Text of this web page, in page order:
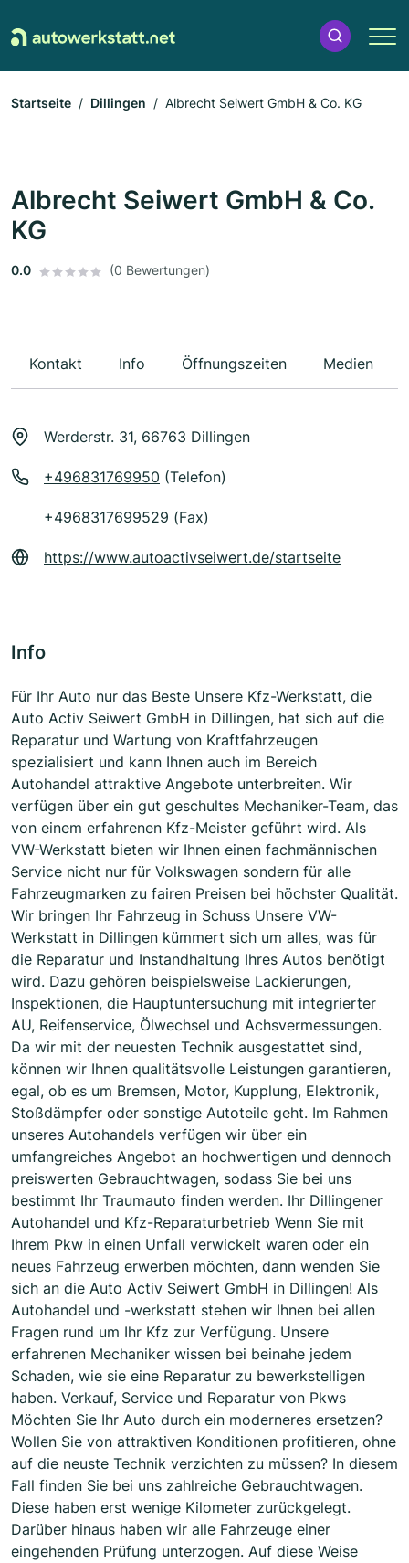
Startseite Dillingen Albrecht Seiwert GmbH & Co. KG
Albrecht Seiwert GmbH & Co.
KG
0.0 (0 Bewertungen)
Kontakt Info Öffnungszeiten Medien
Werderstr. 31, 66763 Dillingen
+496831769950 (Telefon)
+4968317699529 (Fax)
https://www.autoactivseiwert.de/startseite
Info
Für Ihr Auto nur das Beste Unsere Kfz-Werkstatt, die
Auto Activ Seiwert GmbH in Dillingen, hat sich auf die
Reparatur und Wartung von Kraftfahrzeugen
spezialisiert und kann Ihnen auch im Bereich
Autohandel attraktive Angebote unterbreiten. Wir
verfügen über ein gut geschultes Mechaniker-Team, das
von einem erfahrenen Kfz-Meister geführt wird. Als
VW-Werkstatt bieten wir Ihnen einen fachmännischen
Service nicht nur für Volkswagen sondern für alle
Fahrzeugmarken zu fairen Preisen bei höchster Qualität.
Wir bringen Ihr Fahrzeug in Schuss Unsere VW-
Werkstatt in Dillingen kümmert sich um alles, was für
die Reparatur und Instandhaltung Ihres Autos benötigt
wird. Dazu gehören beispielsweise Lackierungen,
Inspektionen, die Hauptuntersuchung mit integrierter
AU, Reifenservice, Ölwechsel und Achsvermessungen.
Da wir mit der neuesten Technik ausgestattet sind,
können wir Ihnen qualitätsvolle Leistungen garantieren,
egal, ob es um Bremsen, Motor, Kupplung, Elektronik,
Stoßdämpfer oder sonstige Autoteile geht. Im Rahmen
unseres Autohandels verfügen wir über ein
umfangreiches Angebot an hochwertigen und dennoch
preiswerten Gebrauchtwagen, sodass Sie bei uns
bestimmt Ihr Traumauto finden werden. Ihr Dillingener
Autohandel und Kfz-Reparaturbetrieb Wenn Sie mit
Ihrem Pkw in einen Unfall verwickelt waren oder ein
neues Fahrzeug erwerben möchten, dann wenden Sie
sich an die Auto Activ Seiwert GmbH in Dillingen! Als
Autohandel und -werkstatt stehen wir Ihnen bei allen
Fragen rund um Ihr Kfz zur Verfügung. Unsere
erfahrenen Mechaniker wissen bei beinahe jedem
Schaden, wie sie eine Reparatur zu bewerkstelligen
haben. Verkauf, Service und Reparatur von Pkws
Möchten Sie Ihr Auto durch ein moderneres ersetzen?
Wollen Sie von attraktiven Konditionen profitieren, ohne
auf die neuste Technik verzichten zu müssen? In diesem
Fall finden Sie bei uns zahlreiche Gebrauchtwagen.
Diese haben erst wenige Kilometer zurückgelegt.
Darüber hinaus haben wir alle Fahrzeuge einer
eingehenden Prüfung unterzogen. Auf diese Weise